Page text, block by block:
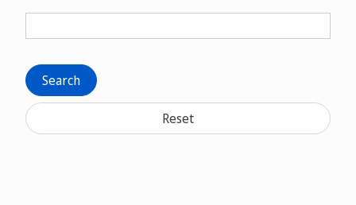
Search
Reset